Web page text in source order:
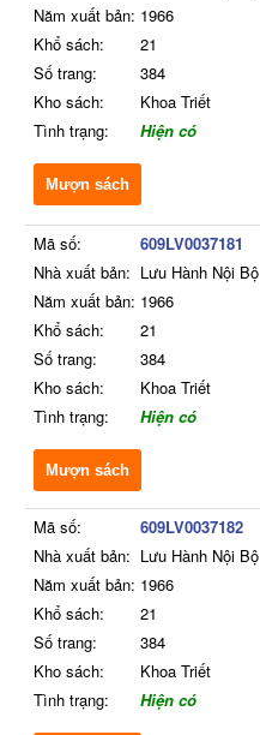
Năm xuất bản: 1966
Khổ sách:
21
Số trang:
384
Kho sách:
Khoa Triết
Tình trạng:
Hiện có
Mượn sách
Mã số:
609LV0037181
Nhà xuất bản: Lưu Hành Nội Bộ
Năm xuất bản: 1966
Khổ sách:
21
Số trang:
384
Kho sách:
Khoa Triết
Tình trạng:
Hiện có
Mượn sách
Mã số:
609LV0037182
Nhà xuất bản: Lưu Hành Nội Bộ
Năm xuất bản: 1966
Khổ sách:
21
Số trang:
384
Kho sách:
Khoa Triết
Tình trạng:
Hiện có